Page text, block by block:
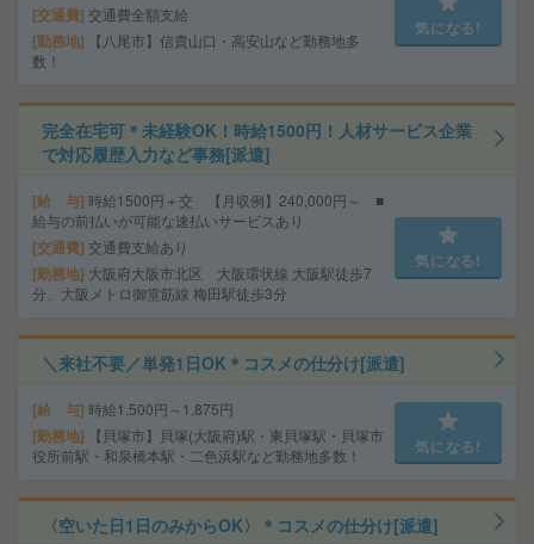
交通費 交通費全額支給
勤務地
【八尾市】信貴山口・高安山など勤務地多
数！
気になる!
完全在宅可＊未経験OK！時給1500円！人材サービス企業
で対応履歴入力など事務[派遣]
給 与 時給1500円＋交 【月収例】240,000円～ ■
給与の前払いが可能な速払いサービスあり
交通費 交通費支給あり
勤務地 大阪府大阪市北区 大阪環状線 大阪駅徒歩7
分、大阪メトロ御堂筋線 梅田駅徒歩3分
気になる!
＼来社不要／単発1日OK＊コスメの仕分け[派遣]
給 与 時給1,500円～1,875円
勤務地
【貝塚市】貝塚(大阪府)駅・東貝塚駅・貝塚市
役所前駅・和泉橋本駅・二色浜駅など勤務地多数！
気になる!
〈空いた日1日のみからOK〉＊コスメの仕分け[派遣]